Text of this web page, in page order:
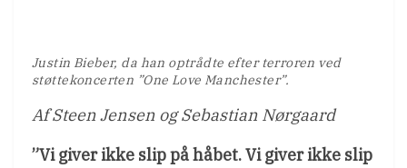
Justin Bieber, da han optrådte efter terroren ved
støttekoncerten ”One Love Manchester”.
Af Steen Jensen ogSebastian Nørgaard
”Vi giver ikke slip på håbet. Vi giver ikke slip